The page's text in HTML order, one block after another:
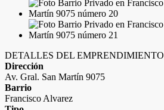
DETALLES DEL EMPRENDIMIENTO
Dirección
Av. Gral. San Martín 9075
Barrio
Francisco Alvarez